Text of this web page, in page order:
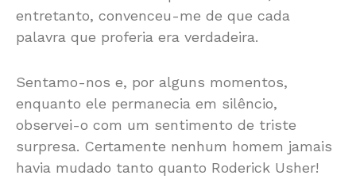
entretanto, convenceu-me de que cada
palavra que proferia era verdadeira.
Sentamo-nos e, por alguns momentos,
enquanto ele permanecia em silêncio,
observei-o com um sentimento de triste
surpresa. Certamente nenhum homem jamais
havia mudado tanto quanto Roderick Usher!